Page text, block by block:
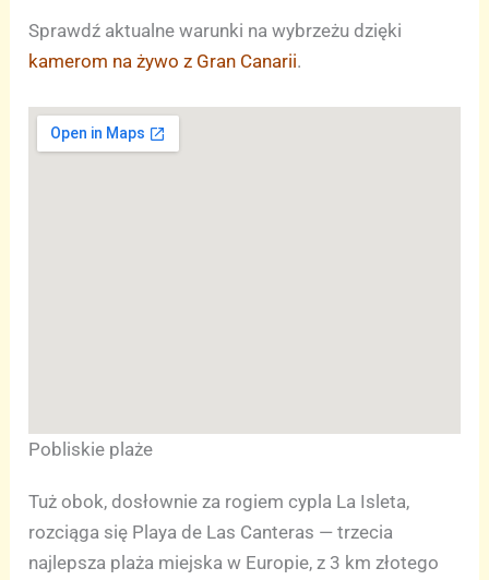
Sprawdź aktualne warunki na wybrzeżu dzięki
kamerom na żywo z Gran Canarii.
Pobliskie plaże
Tuż obok, dosłownie za rogiem cypla La Isleta,
rozciąga się Playa de Las Canteras — trzecia
najlepsza plaża miejska w Europie, z 3 km złotego